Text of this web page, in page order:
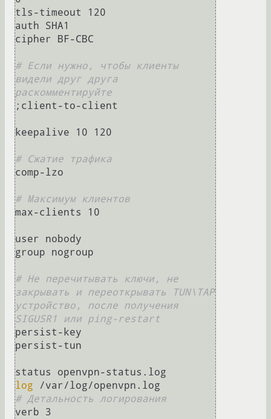
tls-timeout 120
auth SHA1
cipher BF-CBC
# Если нужно, чтобы клиенты
видели друг друга
раскомментируйте
;client-to-client
keepalive 10 120
# Сжатие трафика
comp-lzo
# Максимум клиентов
max-clients 10
user nobody
group nogroup
# Не перечитывать ключи, не
закрывать и переоткрывать TUN\TAP
устройство, после получения
SIGUSR1 или ping-restart
persist-key
persist-tun
log
# Детальность логирования